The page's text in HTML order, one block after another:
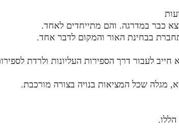
כבר במדרגה. והם מתייחדים לאחד.
בבחינת האור והמקום לדבר אחד.
לעבור דרך הספירות העליונות ולרדת
שכל המציאות בנויה בצורה מורכבת.